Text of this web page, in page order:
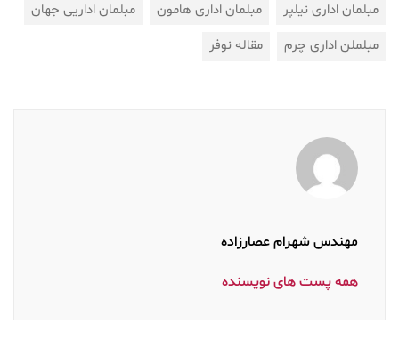
مبلمان اداری نیلپر
مبلمان اداری هامون
مبلمان اداریی جهان
مبلملن اداری چرم
مقاله نوفر
مهندس شهرام عصارزاده
همه پست های نویسنده